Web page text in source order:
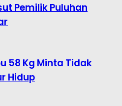
Pemilik Puluhan
58 Kg Minta Tidak
Hidup